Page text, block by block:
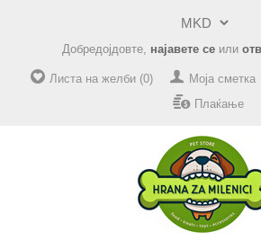
Добредојдовте, најавете се или
Листа на желби (0) Моја сметка
Плаќање